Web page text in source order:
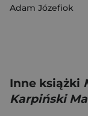
Adam Józefiok
Inne książki
Karpiński